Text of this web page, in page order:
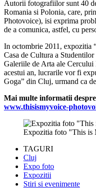
Autorii fotografiilor sunt 40
Romania si Polonia, care,
Photovoice), isi exprima
de a comunica, astfel, cu
In octombrie 2011, expozitia
Casa de Cultura a
Galeriile de Arta ale
acestui an, lucrarile vor fi
Goga” din Cluj, urmand ca
Mai multe informatii
www.thisismyvoice-
Expozitia foto "This is
TAGURI
Cluj
Expo foto
Expozitii
Stiri si evenimente